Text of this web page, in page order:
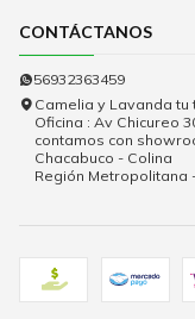
CONTÁCTANOS
56932363459
Camelia y Lavanda
Oficina : Av Chicureo
contamos con
Chacabuco - Colina
Región Metropolitana